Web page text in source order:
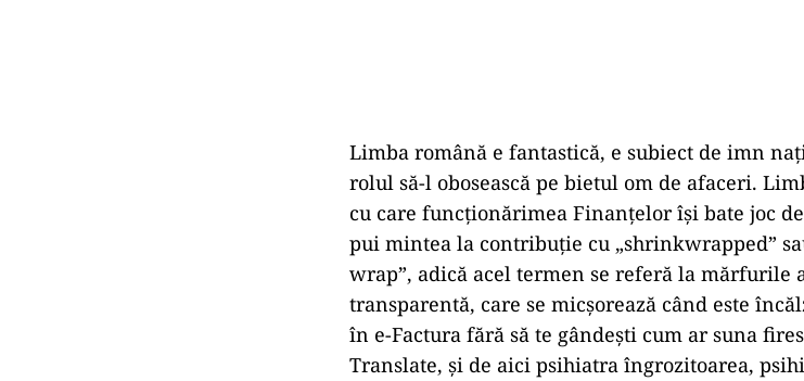
Limba română e fantastică, e subiect de imn
rolul să-l obosească pe bietul om de afaceri.
cu care funcționărimea Finanțelor își bate joc
pui mintea la contribuție cu „shrinkwrapped”
wrap”, adică acel termen se referă la mărfurile
transparentă, care se micșorează când este
în e-Factura fără să te gândești cum ar suna
Translate, și de aici psihiatra îngrozitoarea,